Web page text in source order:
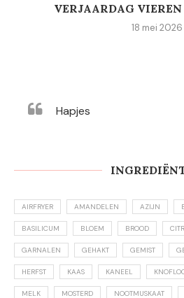
VERJAARDAG
18 mei 2026
Hapjes
AIRFRYER AMANDELEN AZIJN
BASILICUM BLOEM BROOD
GARNALEN GEHAKT GEMIST
HERFST KAAS KANEEL
MELK MOSTERD NOOTMUSKAAT